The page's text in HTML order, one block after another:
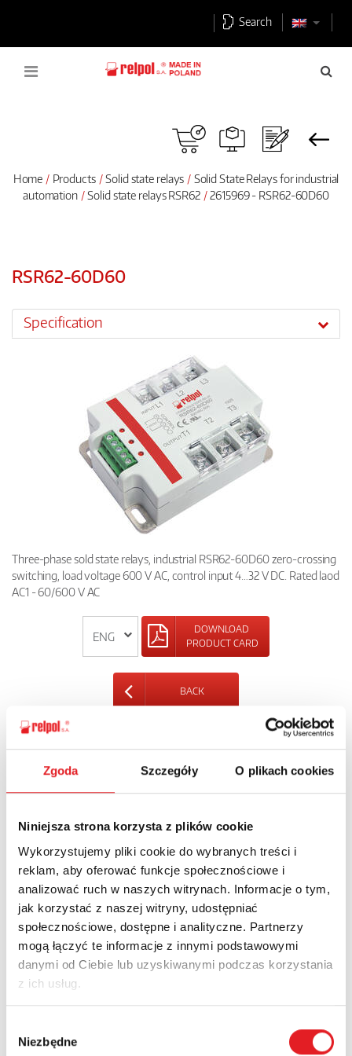
Zgoda Szczegóły O plikach cookies
Niniejsza strona korzysta z plików cookie
Wykorzystujemy pliki cookie do wybranych treści i
reklam, aby oferować funkcje społecznościowe i
analizować ruch w naszych witrynach. Informacje o tym,
jak korzystać z naszej witryny, udostępniać
społecznościowe, dostępne i analityczne. Partnerzy
mogą łączyć te informacje z innymi podstawowymi
danymi od Ciebie lub uzyskiwanymi podczas korzystania
z ich usług.
zgody
Niezbędne
Search
Home Products Solid state relays
Solid State Relays for industrial
automation
Solid state relays RSR62 2615969 - RSR62-60D60
RSR62-60D60
Specification
Three-phase sold state relays, industrial RSR62-60D60 zero-crossing
switching, load voltage 600 V AC, control input 4…32 V DC. Rated laod
AC1 - 60/600 V AC
DOWNLOAD
PRODUCT CARD
BACK
Name: *
Email: *
Company:
Phone: